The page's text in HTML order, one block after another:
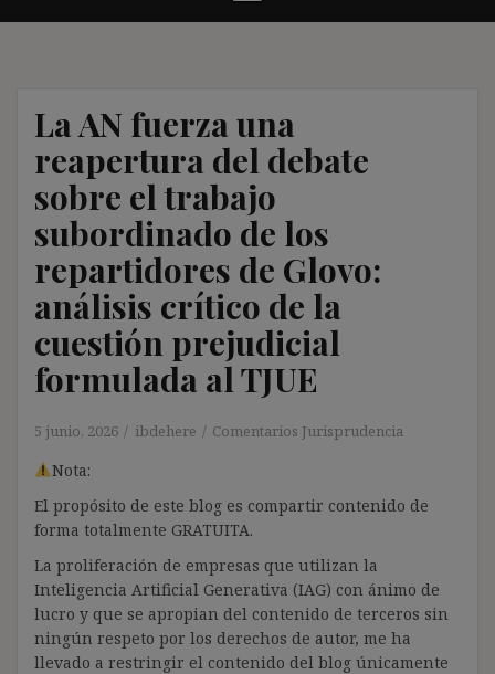
La AN fuerza una
reapertura del debate
sobre el trabajo
subordinado de los
repartidores de Glovo:
análisis crítico de la
cuestión prejudicial
formulada al TJUE
5 junio, 2026 ibdehere Comentarios Jurisprudencia
Nota:
El propósito de este blog es compartir contenido de
forma totalmente GRATUITA.
La proliferación de empresas que utilizan la
Inteligencia Artificial Generativa (IAG) con ánimo de
lucro y que se apropian del contenido de terceros sin
ningún respeto por los derechos de autor, me ha
llevado a restringir el contenido del blog únicamente